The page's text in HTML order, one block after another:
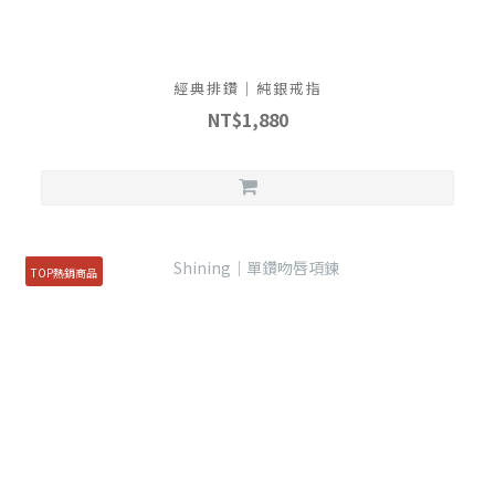
經典排鑽｜純銀戒指
NT$1,880
TOP熱銷商品